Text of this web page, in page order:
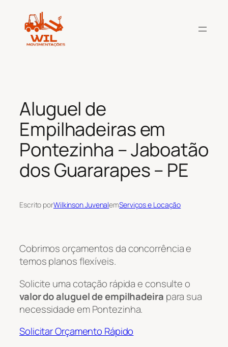
conteúdo
Aluguel de
Empilhadeiras em
Pontezinha – Jaboatão
dos Guararapes – PE
Escrito porWilkinson JuvenalemServiços e Locação
Cobrimos orçamentos da concorrência e
temos planos flexíveis.
Solicite uma cotação rápida e consulte o
valor do aluguel de empilhadeira para sua
necessidade em Pontezinha.
Solicitar Orçamento Rápido